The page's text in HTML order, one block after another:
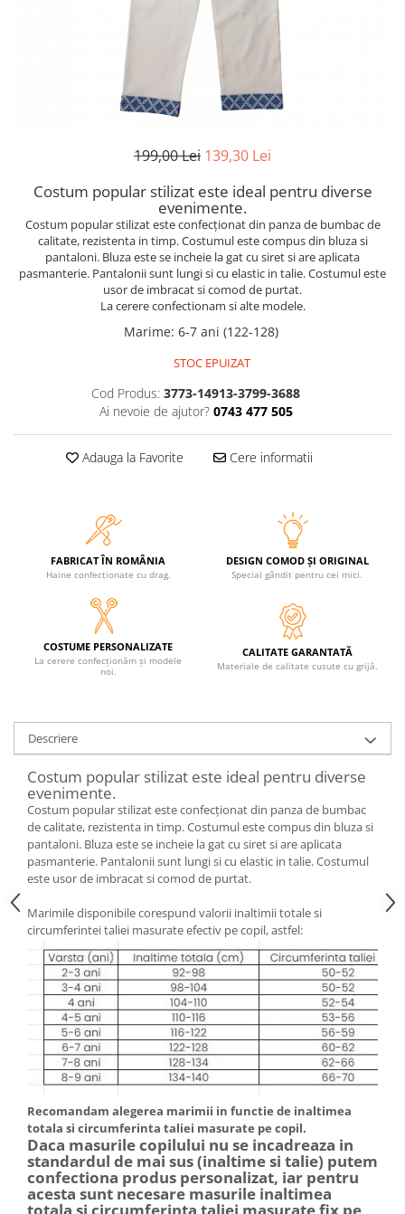
199,00 Lei 139,30 Lei
Costum popular stilizat este ideal pentru diverse
evenimente.
Costum popular stilizat este confecționat din panza de bumbac de
calitate, rezistenta in timp. Costumul estecompus din bluza si
pantaloni. Bluzaestese incheie la gat cu siret si are aplicata
pasmanterie. Pantalonii sunt lungi si cu elastic in talie. Costumul este
usor de imbracat si comod de purtat.
La cerere confectionam si alte modele.
Marime: 6-7 ani (122-128)
STOC EPUIZAT
Cod Produs: 3773-14913-3799-3688
Ai nevoie de ajutor? 0743 477 505
Adauga la Favorite Cere informatii
FABRICAT ÎN ROMÂNIA
Haine confecționate cu drag.
DESIGN COMOD ȘI ORIGINAL
Special gândit pentru cei mici.
COSTUME PERSONALIZATE
La cerere confecționăm și modele
noi.
CALITATE GARANTATĂ
Materiale de calitate cusute cu grijă.
Descriere
Costum popular stilizat este ideal pentru diverse
evenimente.
Costum popular stilizat este confecționat din panza de bumbac
de calitate, rezistenta in timp. Costumul estecompus din bluza si
pantaloni. Bluzaestese incheie la gat cu siret si are aplicata
pasmanterie. Pantalonii sunt lungi si cu elastic in talie. Costumul
este usor de imbracat si comod de purtat.
Marimile disponibile corespund valorii inaltimii totale si
circumferintei taliei masurate efectiv pe copil, astfel:
Recomandam alegerea marimii in functie de inaltimea
totala si circumferinta taliei masurate pe copil.
Daca masurile copilului nu se incadreaza in
standardul de mai sus (inaltime si talie) putem
confectiona produs personalizat, iar pentru
acesta sunt necesare masurile inaltimea